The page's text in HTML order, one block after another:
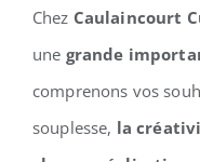
Chez Caulaincourt
une grande
comprenons vos
souplesse, la